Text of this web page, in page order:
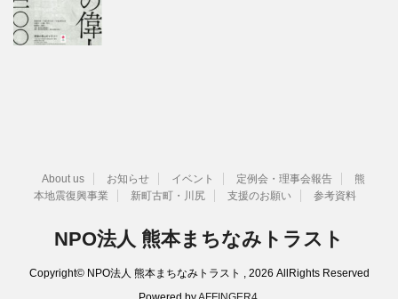
About us お知らせ イベント 定例会・理事会報告
熊
本地震復興事業
新町古町・川尻 支援のお願い 参考資料
NPO法人 熊本まちなみトラスト
Copyright© NPO法人 熊本まちなみトラスト , 2026 AllRights Reserved